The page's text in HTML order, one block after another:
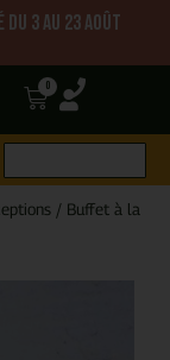
3 au 23 août
0
/ Buffet à la